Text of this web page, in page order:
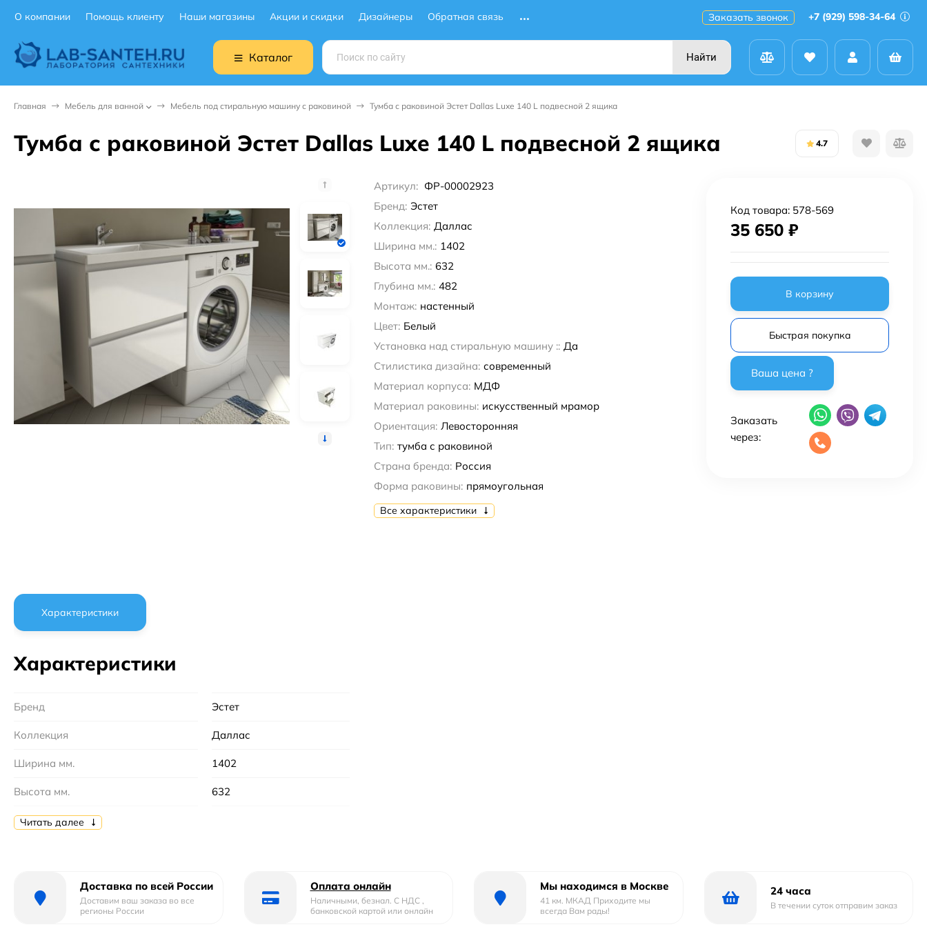
О компании Помощь клиенту Наши магазины Акции и скидки Дизайнеры Обратная связь Заказать звонок +7 (929) 598-34-64
Каталог Найти
Главная Мебель для ванной Мебель под стиральную машину с раковиной Тумба с раковиной Эстет Dallas Luxe 140 L подвесной 2 ящика
Тумба с раковиной Эстет Dallas Luxe 140 L подвесной 2 ящика 4.7
Артикул: ФР-00002923
Бренд: Эстет
Коллекция: Даллас
Ширина мм.: 1402
Высота мм.: 632
Глубина мм.: 482
Монтаж: настенный
Цвет: Белый
Установка над стиральную машину :: Да
Стилистика дизайна: современный
Материал корпуса: МДФ
Материал раковины: искусственный мрамор
Ориентация: Левосторонняя
Тип: тумба с раковиной
Страна бренда: Россия
Форма раковины: прямоугольная
Все характеристики
Код товара: 578-569
35 650 ₽
В корзину
Быстрая покупка
Заказать
через:
Характеристики
Характеристики
Бренд Эстет
Коллекция Даллас
Ширина мм. 1402
Высота мм. 632
Глубина мм.
Установка над стиральную машину :
Читать далее
Доставка по всей России
Доставим ваш заказа во все
регионы России
Оплата онлайн
Наличными, безнал. С НДС ,
банковской картой или онлайн
Мы находимся в Москве
41 км. МКАД Приходите мы
всегда Вам рады!
24 часа
В течении суток отправим заказ